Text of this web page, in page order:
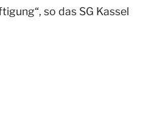
so das SG Kassel